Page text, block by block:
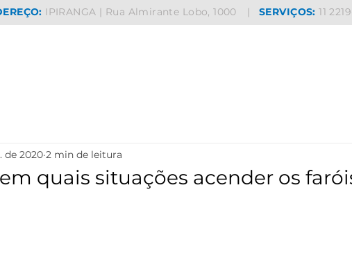
IPIRANGA | Rua Almirante Lobo, 1000 | SERVIÇOS: 11
quais situações acender os
de 2020 2 min de leitura